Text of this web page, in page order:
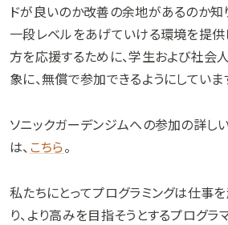
ドが良いのか改善の余地があるのか知
一段レベルをあげていける環境を提供
方を応援するために、学生および社会
象に、無償で参加できるようにしていま
ソニックガーデンジムへの参加の詳し
は、 こちら。
私たちにとってプログラミングは仕事
り、より高みを目指そうとするプログラ